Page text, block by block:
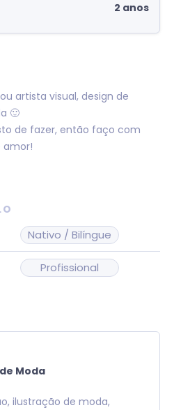
2 anos
artista visual, design de
🙂
de fazer, então faço com
amor!
Nativo / Bilíngue
Profissional
Moda
ilustração de moda,